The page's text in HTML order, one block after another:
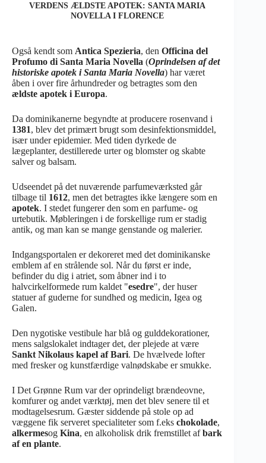
VERDENS ÆLDSTE APOTEK: SANTA MARIA
NOVELLA I FLORENCE
Også kendt som Antica Spezieria, den Officina del
Profumo di Santa Maria Novella (Oprindelsen af det
historiske apotek i Santa Maria Novella) har været
åben i over fire århundreder og betragtes som den
ældste apotek i Europa.
Da dominikanerne begyndte at producere rosenvand i
1381, blev det primært brugt som desinfektionsmiddel,
især under epidemier. Med tiden dyrkede de
lægeplanter, destillerede urter og blomster og skabte
salver og balsam.
Udseendet på det nuværende parfumeværksted går
tilbage til 1612, men det betragtes ikke længere som en
apotek. I stedet fungerer den som en parfume- og
urtebutik. Møbleringen i de forskellige rum er stadig
antik, og man kan se mange genstande og malerier.
Indgangsportalen er dekoreret med det dominikanske
emblem af en strålende sol. Når du først er inde,
befinder du dig i atriet, som åbner ind i to
halvcirkelformede rum kaldet "esedre", der huser
statuer af guderne for sundhed og medicin, Igea og
Galen.
Den nygotiske vestibule har blå og gulddekorationer,
mens salgslokalet indtager det, der plejede at være
Sankt Nikolaus kapel af Bari. De hvælvede lofter
med fresker og kunstfærdige valnødskabe er smukke.
I Det Grønne Rum var der oprindeligt brændeovne,
komfurer og andet værktøj, men det blev senere til et
modtagelsesrum. Gæster siddende på stole op ad
væggene fik serveret specialiteter som f.eks chokolade,
alkermesog Kina, en alkoholisk drik fremstillet afbark
af en plante.